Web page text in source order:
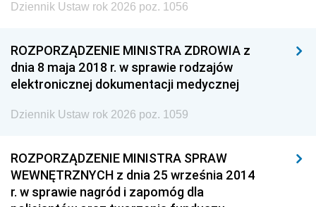
Dziennik Ustaw rok 2026 poz. 1056
ROZPORZĄDZENIE MINISTRA ZDROWIA z
dnia 8 maja 2018 r. w sprawie rodzajów
elektronicznej dokumentacji medycznej
Dziennik Ustaw rok 2026 poz. 1059
ROZPORZĄDZENIE MINISTRA SPRAW
WEWNĘTRZNYCH z dnia 25 września 2014
r. w sprawie nagród i zapomóg dla